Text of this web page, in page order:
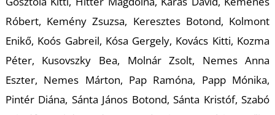
Róbert, Kemény Zsuzsa, Keresztes Botond, Kolmont
Enikő, Koós Gabreil, Kósa Gergely, Kovács Kitti, Kozma
Péter, Kusovszky Bea, Molnár Zsolt, Nemes Anna
Eszter, Nemes Márton, Pap Ramóna, Papp Mónika,
Pintér Diána, Sánta János Botond, Sánta Kristóf, Szabó